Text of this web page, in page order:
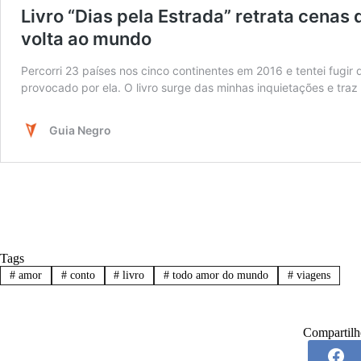
Tags
#amor #conto # livro # todo amor do mundo # viagens